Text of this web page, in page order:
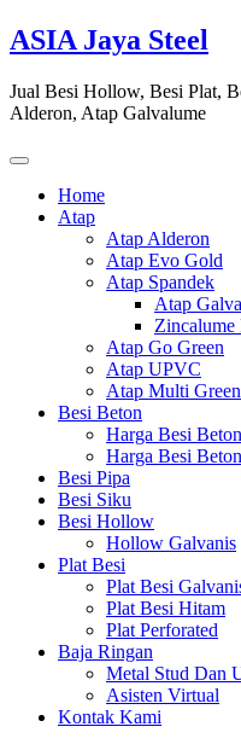
Skip
to
ASIA Jaya Steel
Jual Besi Hollow, Besi Plat,
Alderon, Atap Galvalume
Home
Atap
Atap Alderon
Atap Evo Gold
Atap Spandek
Atap
Zincalume
Atap Go Green
Atap UPVC
Atap Multi Green
Besi Beton
Harga Besi
Harga Besi
Besi Pipa
Besi Siku
Besi Hollow
Hollow Galvanis
Plat Besi
Plat Besi
Plat Besi Hitam
Plat Perforated
Baja Ringan
Metal Stud Dan
Asisten Virtual
Kontak Kami